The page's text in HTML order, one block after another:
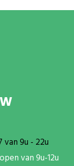
9u - 22u
van 9u-12u